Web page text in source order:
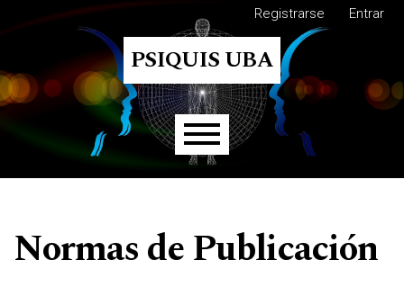
Ir al menú de navegación principal
Ir al contenido principal
Ir al pie de página del sitio Registrarse Entrar
PSIQUIS UBA
Menú principal
Normas de Publicación